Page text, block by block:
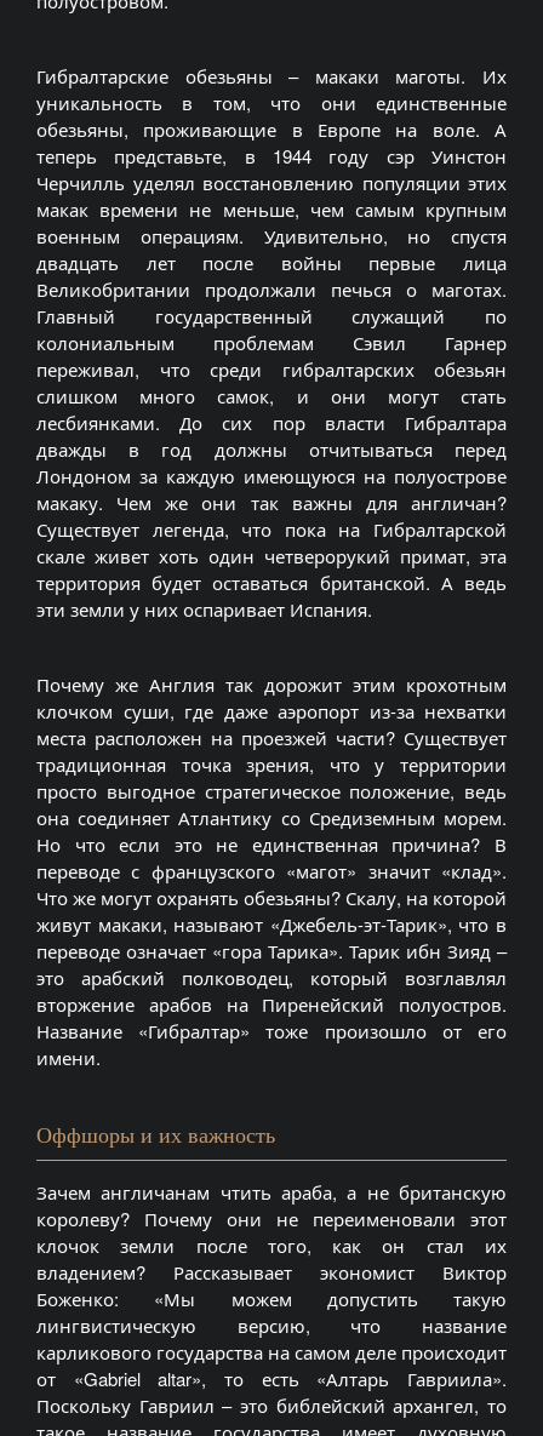
Гибралтарские обезьяны – макаки маготы. Их
уникальность в том, что они единственные
обезьяны, проживающие в Европе на воле. А
теперь представьте, в 1944 году сэр Уинстон
Черчилль уделял восстановлению популяции этих
макак времени не меньше, чем самым крупным
военным операциям. Удивительно, но спустя
двадцать лет после войны первые лица
Великобритании продолжали печься о маготах.
Главный государственный служащий по
колониальным проблемам Сэвил Гарнер
переживал, что среди гибралтарских обезьян
слишком много самок, и они могут стать
лесбиянками. До сих пор власти Гибралтара
дважды в год должны отчитываться перед
Лондоном за каждую имеющуюся на полуострове
макаку. Чем же они так важны для англичан?
Существует легенда, что пока на Гибралтарской
скале живет хоть один четверорукий примат, эта
территория будет оставаться британской. А ведь
эти земли у них оспаривает Испания.
Почему же Англия так дорожит этим крохотным
клочком суши, где даже аэропорт из-за нехватки
места расположен на проезжей части? Существует
традиционная точка зрения, что у территории
просто выгодное стратегическое положение, ведь
она соединяет Атлантику со Средиземным морем.
Но что если это не единственная причина? В
переводе с французского «магот» значит «клад».
Что же могут охранять обезьяны? Скалу, на которой
живут макаки, называют «Джебель-эт-Тарик», что в
переводе означает «гора Тарика». Тарик ибн Зияд –
это арабский полководец, который возглавлял
вторжение арабов на Пиренейский полуостров.
Название «Гибралтар» тоже произошло от его
имени.
Оффшоры и их важность
Зачем англичанам чтить араба, а не британскую
королеву? Почему они не переименовали этот
клочок земли после того, как он стал их
владением? Рассказывает экономист Виктор
Боженко: «Мы можем допустить такую
лингвистическую версию, что название
карликового государства на самом деле происходит
от «Gabriel altar», то есть «Алтарь Гавриила».
Поскольку Гавриил – это библейский архангел, то